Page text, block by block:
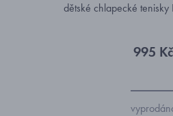
dětské chlapecké
995 Kč